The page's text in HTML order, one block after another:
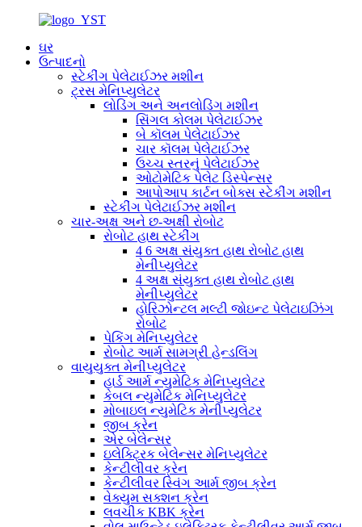
ઘર
ઉત્પાદનો
સ્ટેકીંગ પેલેટાઈઝર મશીન
ટ્રસ મેનિપ્યુલેટર
લોડિંગ અને અનલોડિંગ મશીન
સિંગલ કોલમ પેલેટાઈઝર
બે કૉલમ પેલેટાઈઝર
ચાર કૉલમ પેલેટાઈઝર
ઉચ્ચ સ્તરનું પેલેટાઈઝર
ઓટોમેટિક પેલેટ ડિસ્પેન્સર
આપોઆપ કાર્ટન બોક્સ સ્ટેકીંગ મશીન
સ્ટેકીંગ પેલેટાઈઝર મશીન
ચાર-અક્ષ અને છ-અક્ષી રોબોટ
રોબોટ હાથ સ્ટેકીંગ
4 6 અક્ષ સંયુક્ત હાથ રોબોટ હાથ
મેનીપ્યુલેટર
4 અક્ષ સંયુક્ત હાથ રોબોટ હાથ
મેનીપ્યુલેટર
હોરિઝોન્ટલ મલ્ટી જોઇન્ટ પેલેટાઇઝિંગ
રોબોટ
પેકિંગ મેનિપ્યુલેટર
રોબોટ આર્મ સામગ્રી હેન્ડલિંગ
વાયુયુક્ત મેનીપ્યુલેટર
હાર્ડ આર્મ ન્યુમેટિક મેનિપ્યુલેટર
કેબલ ન્યુમેટિક મેનિપ્યુલેટર
મોબાઇલ ન્યુમેટિક મેનીપ્યુલેટર
જીબ ક્રેન
એર બેલેન્સર
ઇલેક્ટ્રિક બેલેન્સર મેનિપ્યુલેટર
કેન્ટીલીવર ક્રેન
કેન્ટીલીવર સ્વિંગ આર્મ જીબ ક્રેન
વેક્યુમ સક્શન ક્રેન
લવચીક KBK ક્રેન